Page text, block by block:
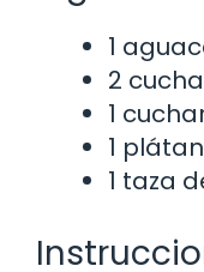
1
2
1
1
1 taza